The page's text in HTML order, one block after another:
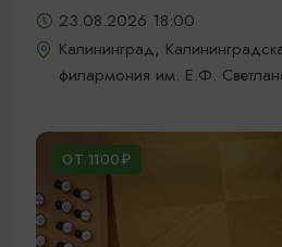
23.08.2026 18:00
Калининград,
филармония им. Е.Ф.
ОТ 1100₽